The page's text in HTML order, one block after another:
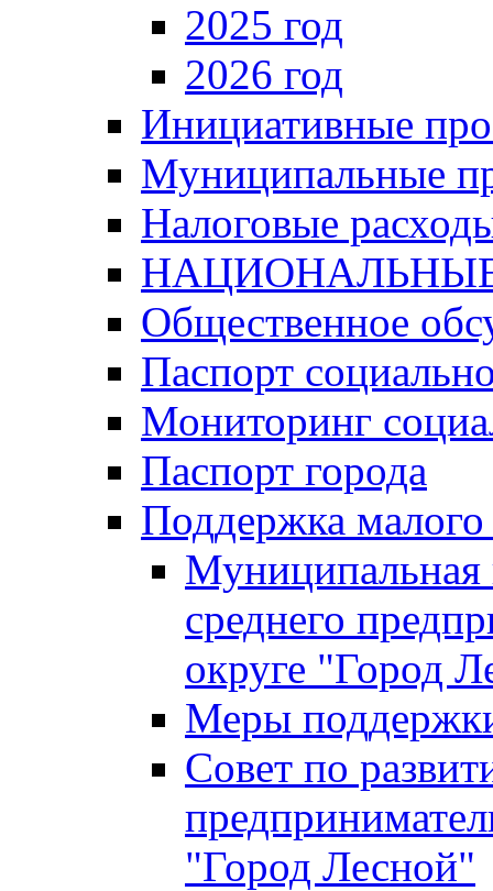
2025 год
2026 год
Инициативные
Муниципальные
Налоговые
Общественное
Паспорт
Мониторинг
Паспорт города
Поддержка малого
Муниципальная
среднего
округе "Город
Меры
Совет по
"Город Лесной"